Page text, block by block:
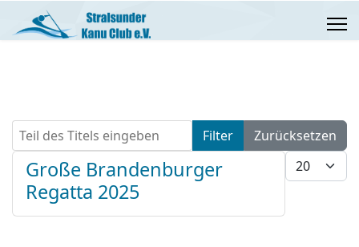
Teil des Titels eingeben Filter
Zurücksetzen
Anzeige #
Große Brandenburger
Regatta 2025